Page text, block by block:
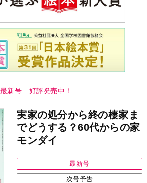
最新号 好評発売中！
実家の処分から終の棲家ま
でどうする？60代からの家
モンダイ
最新号
次号予告